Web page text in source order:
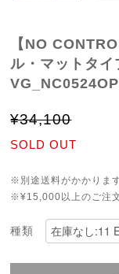
【NO
ル・マットタ
VG_NC0524OP
¥34,100
SOLD OUT
※別途送料がかかります
※¥15,000以上のご注
種類